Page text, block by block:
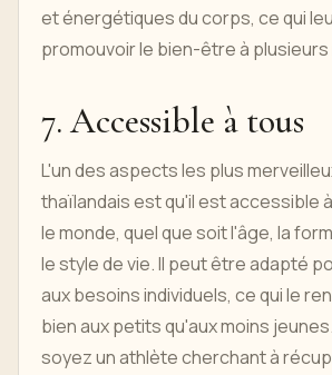
et énergétiques du corps, ce qui
promouvoir le bien-être à plusieurs
7. Accessible à tous
L'un des aspects les plus
thaïlandais est qu'il est accessible
le monde, quel que soit l'âge, la
le style de vie. Il peut être adapté
aux besoins individuels, ce qui le
bien aux petits qu'aux moins
soyez un athlète cherchant à